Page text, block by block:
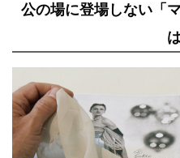
公の場に登場しない「